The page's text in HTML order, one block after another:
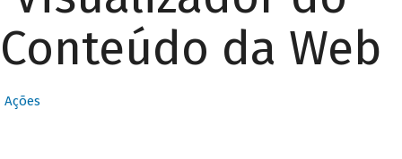
Conteúdo da Web
Ações